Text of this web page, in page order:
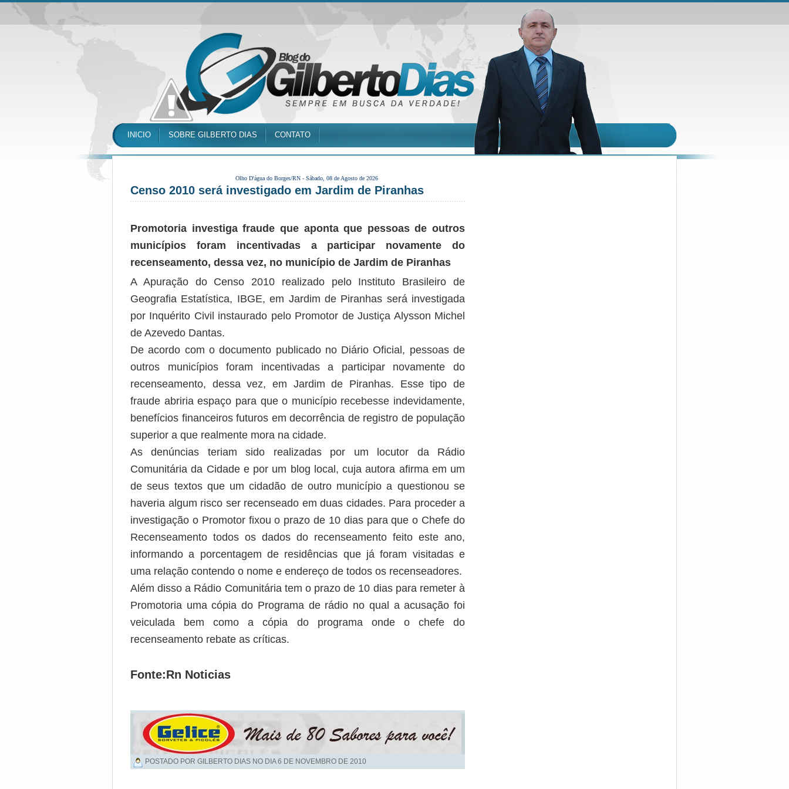
INICIO SOBRE GILBERTO DIAS CONTATO
Olho D'água do Borges/RN - Sábado, 08 de Agosto de 2026
Censo 2010 será investigado em Jardim de Piranhas
Promotoria investiga fraude que aponta que pessoas de outros
municípios foram incentivadas a participar novamente do
recenseamento, dessa vez, no município de Jardim de Piranhas
A Apuração do Censo 2010 realizado pelo Instituto Brasileiro de
Geografia Estatística, IBGE, em Jardim de Piranhas será investigada
por Inquérito Civil instaurado pelo Promotor de Justiça Alysson Michel
de Azevedo Dantas.
De acordo com o documento publicado no Diário Oficial, pessoas de
outros municípios foram incentivadas a participar novamente do
recenseamento, dessa vez, em Jardim de Piranhas. Esse tipo de
fraude abriria espaço para que o município recebesse indevidamente,
benefícios financeiros futuros em decorrência de registro de população
superior a que realmente mora na cidade.
As denúncias teriam sido realizadas por um locutor da Rádio
Comunitária da Cidade e por um blog local, cuja autora afirma em um
de seus textos que um cidadão de outro município a questionou se
haveria algum risco ser recenseado em duas cidades. Para proceder a
investigação o Promotor fixou o prazo de 10 dias para que o Chefe do
Recenseamento todos os dados do recenseamento feito este ano,
informando a porcentagem de residências que já foram visitadas e
uma relação contendo o nome e endereço de todos os recenseadores.
Além disso a Rádio Comunitária tem o prazo de 10 dias para remeter à
Promotoria uma cópia do Programa de rádio no qual a acusação foi
veiculada bem como a cópia do programa onde o chefe do
recenseamento rebate as críticas.
Fonte:Rn Noticias
POSTADO POR GILBERTO DIAS NO DIA6 DE NOVEMBRO DE 2010